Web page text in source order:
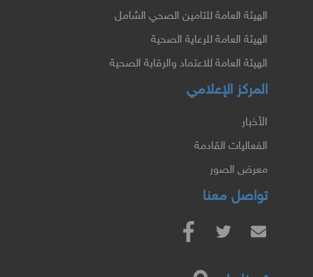
الهيئة العامة للتامين الصحي الشامل
الهيئة العامة للرعاية الصحية
الهيئة العامة للاعتماد والرقابة الصحية
المركز الإعلامي
الأخبار
الفعاليات القادمة
معرض الصور
تواصل معنا